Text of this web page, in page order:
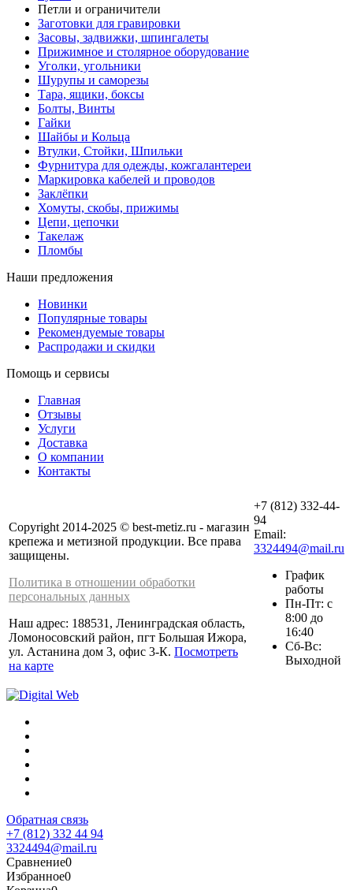
Петли и ограничители
Заготовки для гравировки
Засовы, задвижки, шпингалеты
Прижимное и столярное оборудование
Уголки, угольники
Шурупы и саморезы
Тара, ящики, боксы
Болты, Винты
Гайки
Шайбы и Кольца
Втулки, Стойки, Шпильки
Фурнитура для одежды, кожгалантереи
Маркировка кабелей и проводов
Заклёпки
Хомуты, скобы, прижимы
Цепи, цепочки
Такелаж
Пломбы
Наши предложения
Новинки
Популярные товары
Рекомендуемые товары
Распродажи и скидки
Помощь и сервисы
Главная
Отзывы
Услуги
Доставка
О компании
Контакты
Copyright 2014-2025 © best-metiz.ru - магазин
крепежа и метизной продукции. Все права
защищены.
Политика в отношении обработки
персональных данных
Наш адрес: 188531, Ленинградская область,
Ломоносовский район, пгт Большая Ижора,
ул. Астанина дом 3, офис 3-К. Посмотреть
на карте
+7 (812) 332-44-
94
Email:
3324494@mail.ru
График
работы
Пн-Пт: с
8:00 до
16:40
Сб-Вс:
Выходной
Обратная связь
+7 (812) 332 44 94
3324494@mail.ru
Сравнение0
Избранное0